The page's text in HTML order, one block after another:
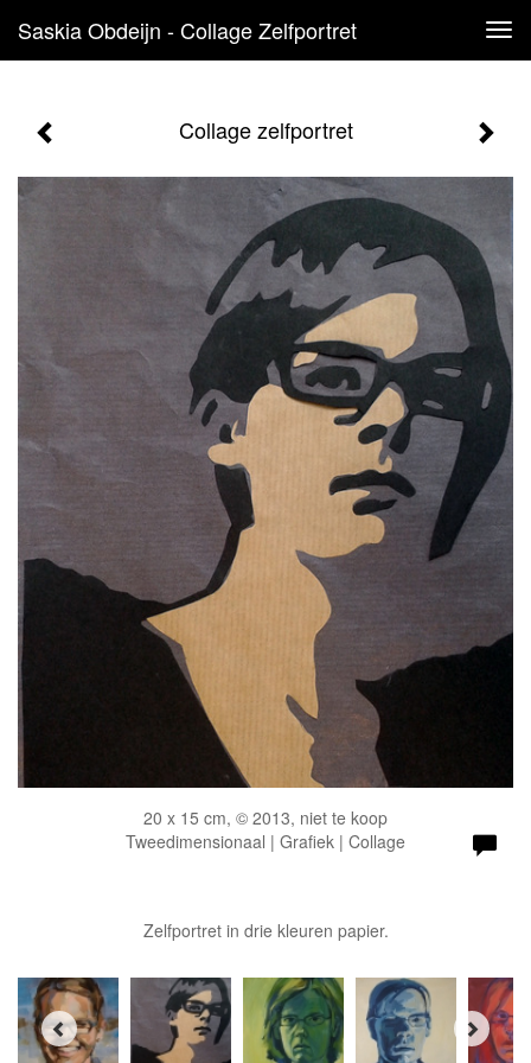
Saskia Obdeijn - Collage Zelfportret
Collage zelfportret
20 x 15 cm, © 2013, niet te koop
Tweedimensionaal | Grafiek | Collage
Zelfportret in drie kleuren papier.